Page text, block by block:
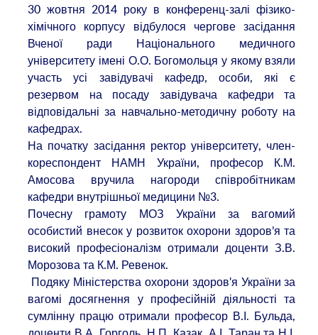
30 жовтня 2014 року в конференц-залі фізико-
хімічного корпусу відбулося чергове засідання
Вченої ради Національного медичного
університету імені О.О. Богомольця у якому взяли
участь усі завідувачі кафедр, особи, які є
резервом на посаду завідувача кафедри та
відповідальні за навчально-методичну роботу на
кафедрах.
На початку засідання ректор університету, член-
кореспондент НАМН України, професор К.М.
Амосова вручила нагороди співробітникам
кафедри внутрішньої медицини №3.
Почесну грамоту МОЗ України за вагомий
особистий внесок у розвиток охорони здоров’я та
високий професіоналізм отримали доценти З.В.
Морозова та К.М. Ревенок.
Подяку Міністерства охорони здоров'я України за
вагомі досягнення у професійній діяльності та
сумлінну працю отримали професор В.І. Бульда,